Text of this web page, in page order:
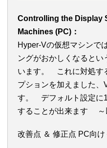
Controlling the Display
Machines (PC)：
Hyper-Vの仮想マシンで
ングがおかしくなるとい
います。 これに対処す
プションを加えました、
す。 デフォルト設定に
することが出来ます ～
改善点 ＆ 修正点 PC向け